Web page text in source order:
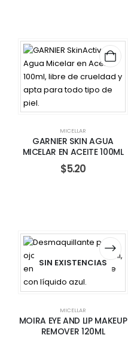
MICELLAR
GARNIER SKIN AGUA
MICELAR EN ACEITE 100ML
$5.20
SIN EXISTENCIAS
MICELLAR
MOIRA EYE AND LIP MAKEUP
REMOVER 120ML